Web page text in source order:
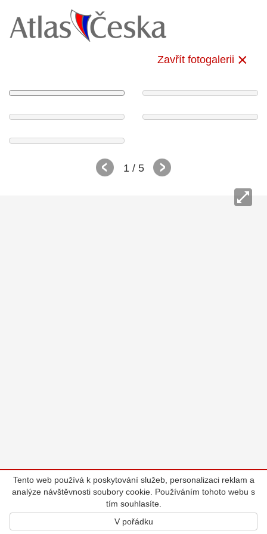
Zavřít fotogalerii
1/ 5
Tento web používá k poskytování služeb, personalizaci reklam a
analýze návštěvnosti soubory cookie. Používáním tohoto webu s
tím souhlasíte.
V pořádku